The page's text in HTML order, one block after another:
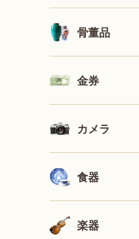
骨董品
金券
カメラ
食器
楽器